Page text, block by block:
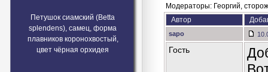
Петушок сиамский (Betta
splendens), самец, форма
плавников коронохвостый,
цвет чёрная орхидея
Модераторы: Георгий,
Автор
sapo
Гость